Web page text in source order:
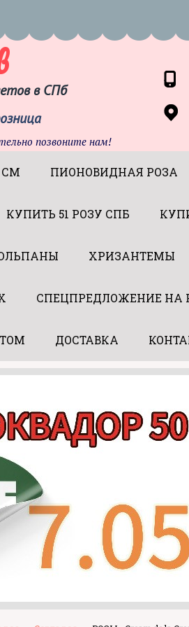
в СПб
позвоните нам!
СМ ПИОНОВИДНАЯ РОЗА
КУПИТЬ 51 РОЗУ СПБ
ХРИЗАНТЕМЫ
СПЕЦПРЕДЛОЖЕНИЕ НА
ДОСТАВКА